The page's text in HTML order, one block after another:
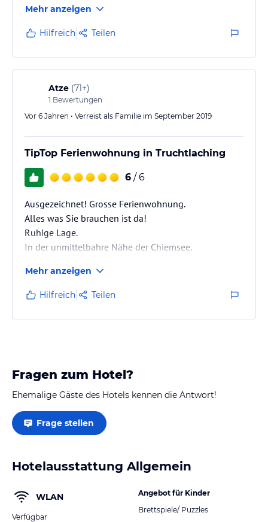
Mehr anzeigen
Hilfreich Teilen
Atze (71+)
1 Bewertungen
Vor 6 Jahren • Verreist als Familie im September 2019
TipTop Ferienwohnung in Truchtlaching
6 / 6
Ausgezeichnet! Grosse Ferienwohnung.
Alles was Sie brauchen ist da!
Ruhige Lage.
In der unmittelbahre Nähe der Chiemsee.
Mehr anzeigen
Hilfreich Teilen
Fragen zum Hotel?
Ehemalige Gäste des Hotels kennen die Antwort!
Frage stellen
Hotelausstattung Allgemein
WLAN
Verfügbar
Angebot für Kinder
Brettspiele/ Puzzles